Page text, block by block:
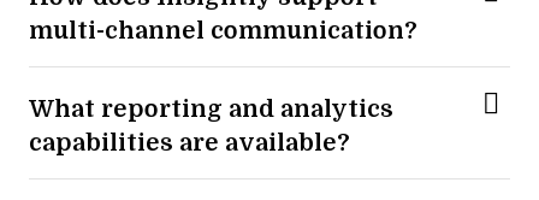
multi-channel communication?
What reporting and analytics
capabilities are available?